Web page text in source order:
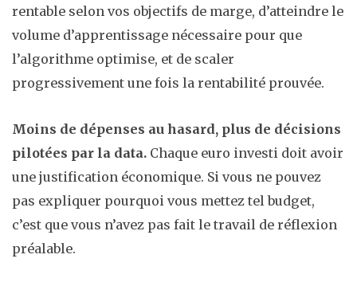
rentable selon vos objectifs de marge, d’atteindre le
volume d’apprentissage nécessaire pour que
l’algorithme optimise, et de scaler
progressivement une fois la rentabilité prouvée.
Moins de dépenses au hasard, plus de décisions
pilotées par la data. Chaque euro investi doit avoir
une justification économique. Si vous ne pouvez
pas expliquer pourquoi vous mettez tel budget,
c’est que vous n’avez pas fait le travail de réflexion
préalable.